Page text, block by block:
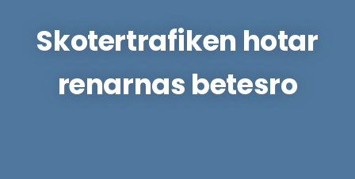
Skotertrafiken hotar
renarnas betesro